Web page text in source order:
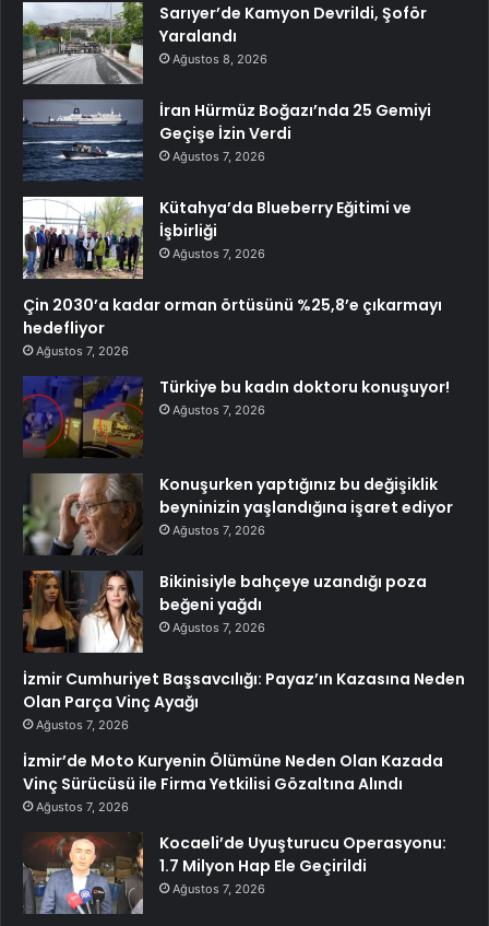
Sarıyer’de Kamyon Devrildi, Şoför
Yaralandı
Ağustos 8, 2026
İran Hürmüz Boğazı’nda 25 Gemiyi
Geçişe İzin Verdi
Ağustos 7, 2026
Kütahya’da Blueberry Eğitimi ve
İşbirliği
Ağustos 7, 2026
Çin 2030’a kadar orman örtüsünü %25,8’e çıkarmayı
hedefliyor
Ağustos 7, 2026
Türkiye bu kadın doktoru konuşuyor!
Ağustos 7, 2026
Konuşurken yaptığınız bu değişiklik
beyninizin yaşlandığına işaret ediyor
Ağustos 7, 2026
Bikinisiyle bahçeye uzandığı poza
beğeni yağdı
Ağustos 7, 2026
İzmir Cumhuriyet Başsavcılığı: Payaz’ın Kazasına Neden
Olan Parça Vinç Ayağı
Ağustos 7, 2026
İzmir’de Moto Kuryenin Ölümüne Neden Olan Kazada
Vinç Sürücüsü ile Firma Yetkilisi Gözaltına Alındı
Ağustos 7, 2026
Kocaeli’de Uyuşturucu Operasyonu:
1.7 Milyon Hap Ele Geçirildi
Ağustos 7, 2026